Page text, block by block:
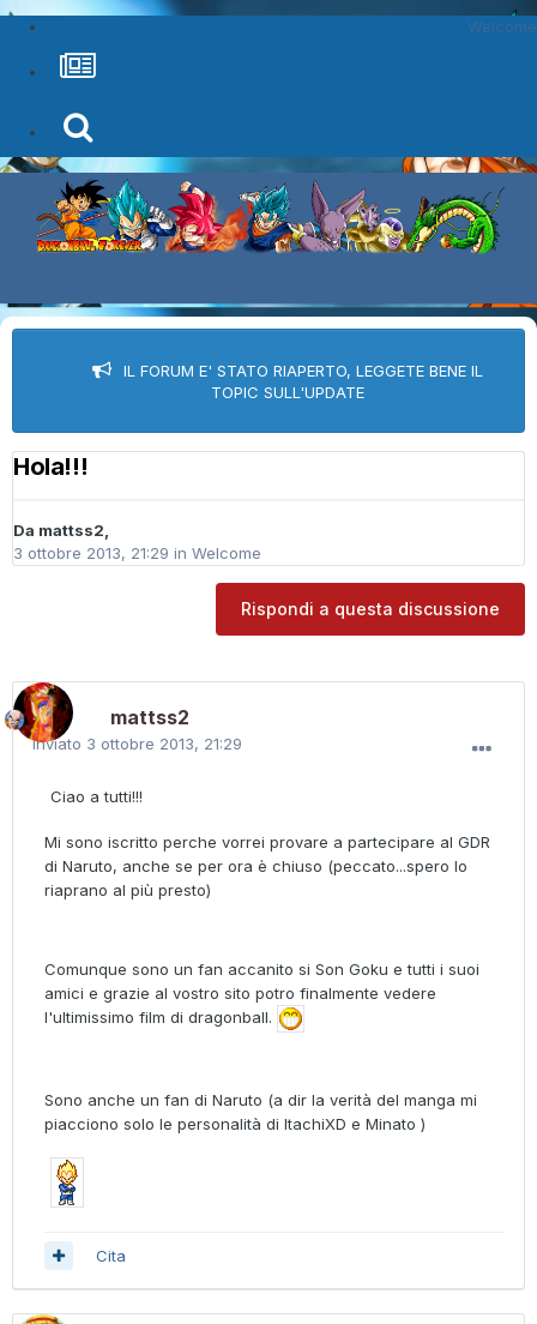
Welcome
IL FORUM E' STATO RIAPERTO, LEGGETE BENE IL
TOPIC SULL'UPDATE
Hola!!!
Da mattss2,
3 ottobre 2013, 21:29 in Welcome
Rispondi a questa discussione
mattss2
Inviato 3 ottobre 2013, 21:29
Ciao a tutti!!!
Mi sono iscritto perche vorrei provare a partecipare al GDR
di Naruto, anche se per ora è chiuso (peccato...spero lo
riaprano al più presto)
Comunque sono un fan accanito si Son Goku e tutti i suoi
amici e grazie al vostro sito potro finalmente vedere
l'ultimissimo film di dragonball.
Sono anche un fan di Naruto (a dir la verità del manga mi
piacciono solo le personalità di ItachiXD e Minato )
Cita